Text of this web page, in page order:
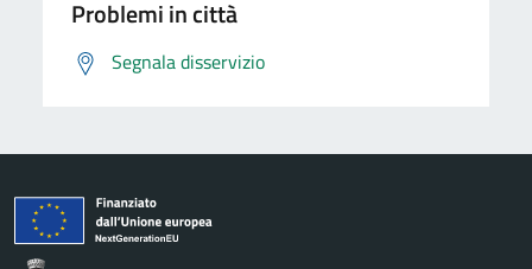
Problemi in città
Segnala disservizio